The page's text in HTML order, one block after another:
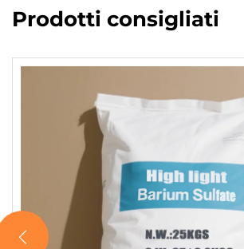
Prodotti consigliati